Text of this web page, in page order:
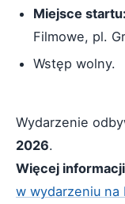
Miejsce startu:
Filmowe, pl.
Wstęp wolny.
Wydarzenie
2026.
Więcej informacji
w wydarzeniu na